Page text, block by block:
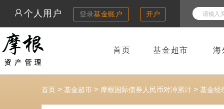
个人用户 登录基金账户 开户
首页 基金超市 海
首页 > 基金超市 > 摩根国际债券人民币对冲累计 > 基金经